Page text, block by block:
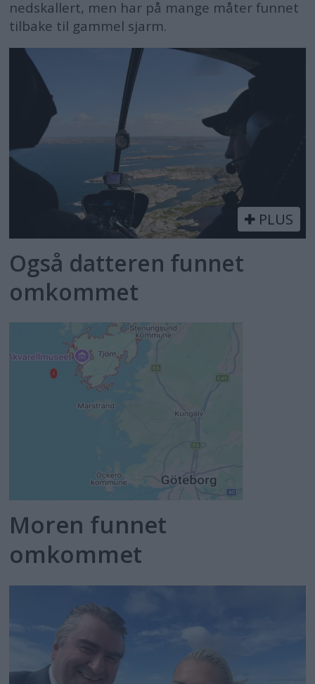
nedskallert, men har på mange måter funnet
tilbake til gammel sjarm.
PLUS
Også datteren funnet
omkommet
Moren funnet
omkommet